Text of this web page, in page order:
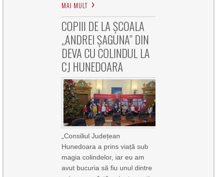
MAI MULT
COPIII DE LA ȘCOALA
„ANDREI ȘAGUNA” DIN
DEVA CU COLINDUL LA
CJ HUNEDOARA
„Consiliul Județean
Hunedoara a prins viață sub
magia colindelor, iar eu am
avut bucuria să fiu unul dintre